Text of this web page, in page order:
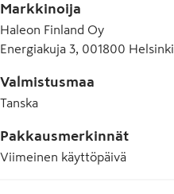
E421 Mannitoli
E422 Glyseroli
E500 Natriumkarbonaatti
E553b Talkki
E903 Karnaubavaha
Markkinoija
Haleon Finland Oy
Energiakuja 3, 001800 Helsinki
Valmistusmaa
Tanska
Pakkausmerkinnät
Viimeinen käyttöpäivä